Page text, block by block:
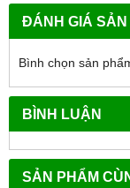
ĐÁNH GIÁ SẢN
Bình chọn sản
BÌNH LUẬN
SẢN PHẨM